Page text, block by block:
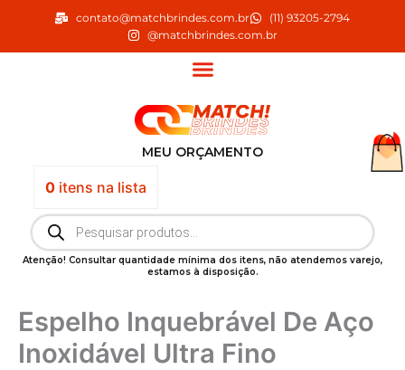
o
contato@matchbrindes.com.br
(11) 93205-2794
@matchbrindes.com.br
MEU ORÇAMENTO
0itens na lista
Pesquisar
produtos
Atenção! Consultar quantidade mínima dos itens, não atendemos varejo,
estamos à disposição.
Espelho Inquebrável De Aço
Inoxidável Ultra Fino